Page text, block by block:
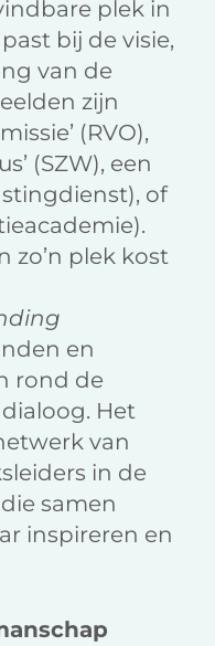
plek in
bij de visie,
van de
zijn
(RVO),
(SZW), een
of
zo’n plek kost
en
rond de
Het
van
in de
samen
inspireren en